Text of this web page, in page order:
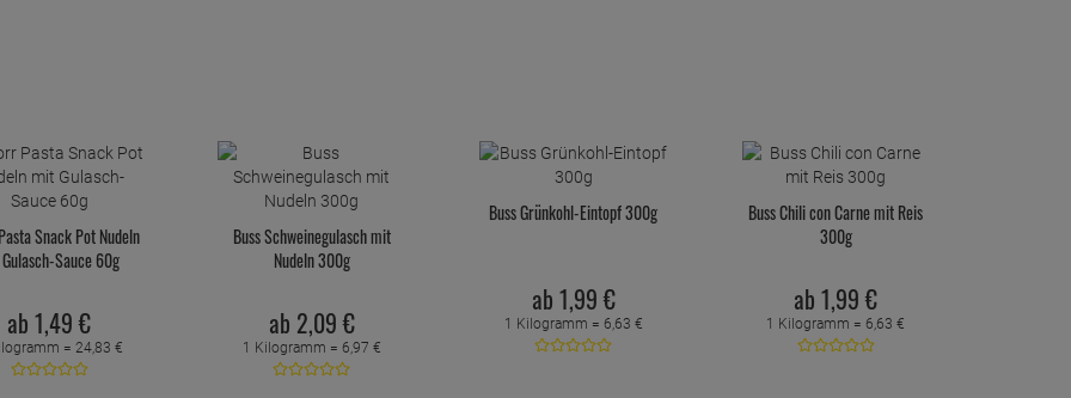
Snack Pot Nudeln
Sauce 60g
ab 1,49 €
= 24,83 €
Buss Schweinegulasch mit
Nudeln 300g
ab 2,09 €
1 Kilogramm = 6,97 €
Buss Grünkohl-Eintopf 300g
ab 1,99 €
1 Kilogramm = 6,63 €
Buss Chili con Carne mit Reis
300g
ab 1,99 €
1 Kilogramm = 6,63 €